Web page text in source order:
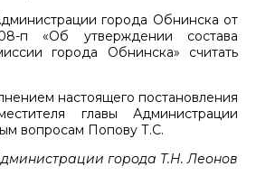
города Обнинска от
п «Об утверждении состава
города Обнинска» считать
настоящего постановления
главы Администрации
вопросам Попову Т.С.
города Т.Н. Леонов